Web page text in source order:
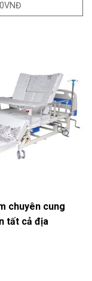
chuyên cung
tất cả địa